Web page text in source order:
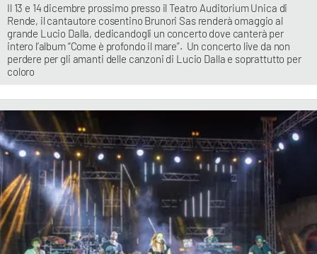
Il 13 e 14 dicembre prossimo presso il Teatro Auditorium Unica di
Rende, il cantautore cosentino Brunori Sas renderà omaggio al
grande Lucio Dalla, dedicandogli un concerto dove canterà per
intero l’album “Come è profondo il mare”. Un concerto live da non
perdere per gli amanti delle canzoni di Lucio Dalla e soprattutto per
coloro